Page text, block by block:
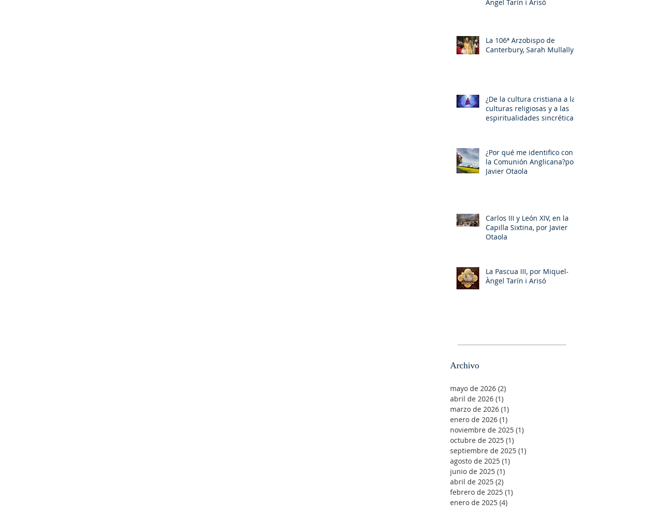
Àngel Tarín i Arisó
La 106ª Arzobispo de
Canterbury, Sarah Mullally
¿De la cultura cristiana a las
culturas religiosas y a las
espiritualidades sincréticas?
¿Por qué me identifico con
la Comunión Anglicana?por
Javier Otaola
Carlos III y León XIV, en la
Capilla Sixtina, por Javier
Otaola
La Pascua III, por Miquel-
Àngel Tarín i Arisó
Archivo
mayo de 2026 (2)
abril de 2026 (1)
marzo de 2026 (1)
enero de 2026 (1)
noviembre de 2025 (1)
octubre de 2025 (1)
septiembre de 2025 (1)
agosto de 2025 (1)
junio de 2025 (1)
abril de 2025 (2)
febrero de 2025 (1)
enero de 2025 (4)